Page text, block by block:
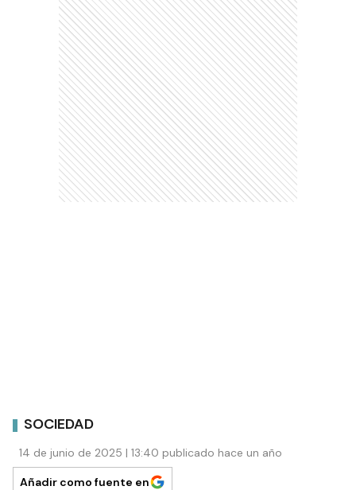
SOCIEDAD
14 de junio de 2025 | 13:40 publicado hace un año
Añadir como fuente en